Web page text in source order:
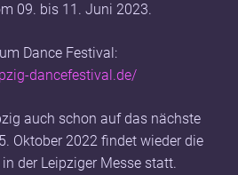
09. bis 11. Juni 2023.
Dance Festival:
dancefestival.de/
auch schon auf das nächste
Oktober 2022 findet wieder die
der Leipziger Messe statt.